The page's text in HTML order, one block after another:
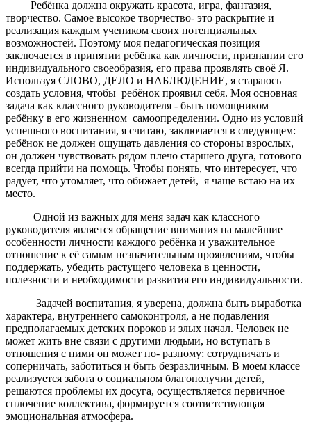
Ребёнка должна окружать красота, игра, фантазия,
творчество. Самое высокое творчество- это раскрытие и
реализация каждым учеником своих потенциальных
возможностей. Поэтому моя педагогическая позиция
заключается в принятии ребёнка как личности, признании его
индивидуального своеобразия, его права проявлять своё Я.
Используя СЛОВО, ДЕЛО и НАБЛЮДЕНИЕ, я стараюсь
создать условия, чтобы ребёнок проявил себя. Моя основная
задача как классного руководителя - быть помощником
ребёнку в его жизненном самоопределении. Одно из условий
успешного воспитания, я считаю, заключается в следующем:
ребёнок не должен ощущать давления со стороны взрослых,
он должен чувствовать рядом плечо старшего друга, готового
всегда прийти на помощь. Чтобы понять, что интересует, что
радует, что утомляет, что обижает детей, я чаще встаю на их
место.
Одной из важных для меня задач как классного
руководителя является обращение внимания на малейшие
особенности личности каждого ребёнка и уважительное
отношение к её самым незначительным проявлениям, чтобы
поддержать, убедить растущего человека в ценности,
полезности и необходимости развития его индивидуальности.
Задачей воспитания, я уверена, должна быть выработка
характера, внутреннего самоконтроля, а не подавления
предполагаемых детских пороков и злых начал. Человек не
может жить вне связи с другими людьми, но вступать в
отношения с ними он может по- разному: сотрудничать и
соперничать, заботиться и быть безразличным. В моем классе
реализуется забота о социальном благополучии детей,
решаются проблемы их досуга, осуществляется первичное
сплочение коллектива, формируется соответствующая
эмоциональная атмосфера.